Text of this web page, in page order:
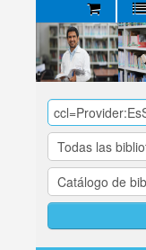
Biblioteca
Central
EsSalud